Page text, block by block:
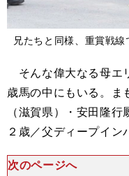
兄たちと同様、重賞戦線
そんな偉大なる母エ
歳馬の中にもいる。ま
（滋賀県）・安田隆
２歳／父ディープイン
次のページへ